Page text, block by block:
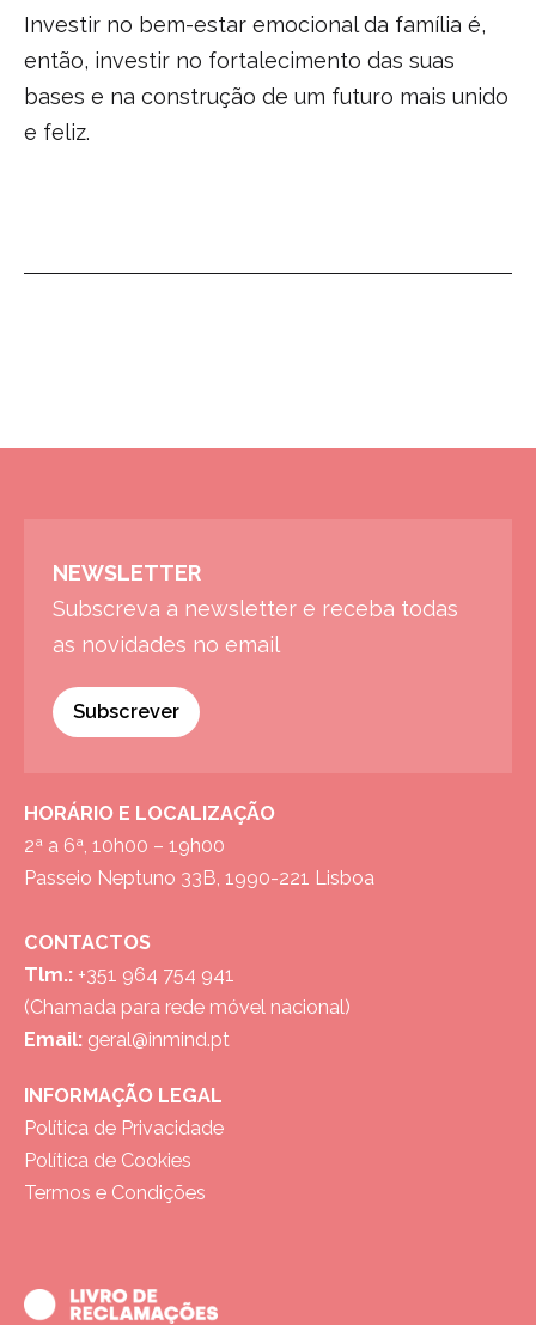
Investir no bem-estar emocional da família é,
então, investir no fortalecimento das suas
bases e na construção de um futuro mais unido
e feliz.
NEWSLETTER
Subscreva a newsletter e receba todas
as novidades no email
Subscrever
HORÁRIO E LOCALIZAÇÃO
2ª a 6ª, 10h00 – 19h00
Passeio Neptuno 33B, 1990-221 Lisboa
CONTACTOS
Tlm.: +351 964 754 941
(Chamada para rede móvel nacional)
Email: geral@inmind.pt
INFORMAÇÃO LEGAL
Política de Privacidade
Política de Cookies
Termos e Condições